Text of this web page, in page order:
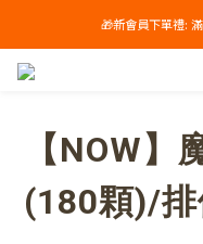
🎁新會員下單禮:
【NOW
(180顆)/